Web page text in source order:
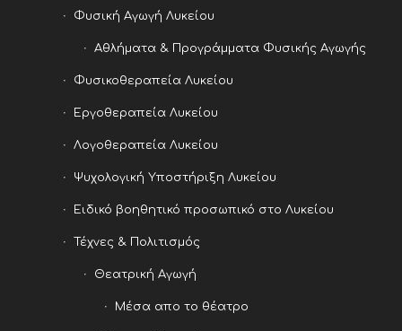
Φυσική Αγωγή Λυκείου
Αθλήματα & Προγράμματα Φυσικής Αγωγής
Φυσικοθεραπεία Λυκείου
Εργοθεραπεία Λυκείου
Λογοθεραπεία Λυκείου
Ψυχολογική Υποστήριξη Λυκείου
Ειδικό βοηθητικό προσωπικό στο Λυκείου
Τέχνες & Πολιτισμός
Θεατρική Αγωγή
Μέσα απο το θέατρο